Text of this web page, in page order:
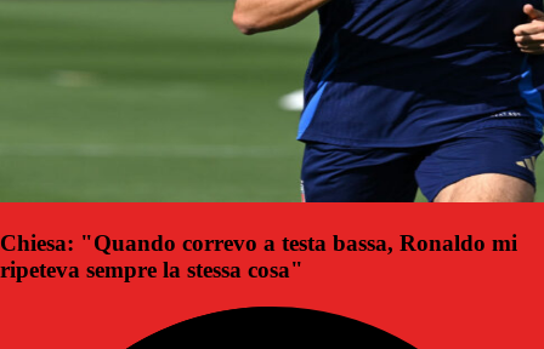
Chiesa: "Quando correvo a testa bassa, Ronaldo mi
ripeteva sempre la stessa cosa"